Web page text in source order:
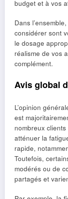
budget et à vos
Dans
considérer sont
le dosage
réalisme de vos
complément.
Avis global
L’opinion
est
nombreux
atténuer la
rapide,
Toutefois,
modérés ou de
partagés et